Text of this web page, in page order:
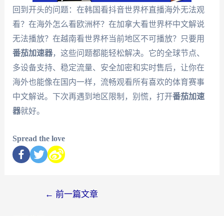
回到开头的问题：在韩国看抖音世界杯直播海外无法观
看？在海外怎么看欧洲杯？在加拿大看世界杯中文解说
无法播放？在越南看世界杯当前地区不可播放？只要用
番茄加速器，这些问题都能轻松解决。它的全球节点、
多设备支持、稳定流量、安全加密和实时售后，让你在
海外也能像在国内一样，流畅观看所有喜欢的体育赛事
中文解说。下次再遇到地区限制，别慌，打开番茄加速
器就好。
Spread the love
← 前一篇文章